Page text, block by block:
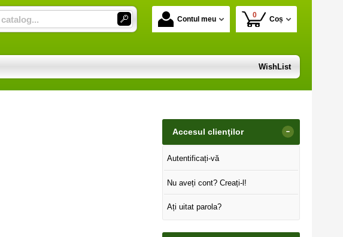
Contul meu 0 Coș
WishList
Accesul clienţilor -
Autentificați-vă
Nu aveți cont? Creați-l!
Ați uitat parola?